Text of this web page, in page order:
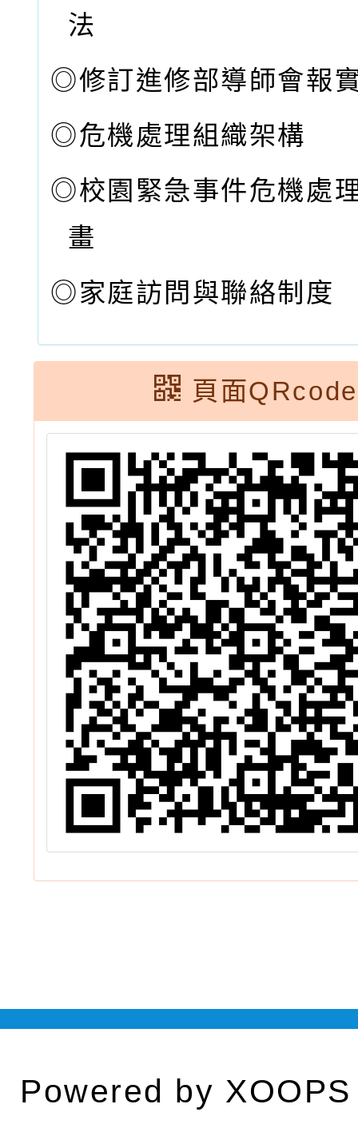
法
◎修訂進修部導師會報
◎危機處理組織架構
◎校園緊急事件危機處
畫
◎家庭訪問與聯絡制度
頁面QRcode
Powered by XOOPS